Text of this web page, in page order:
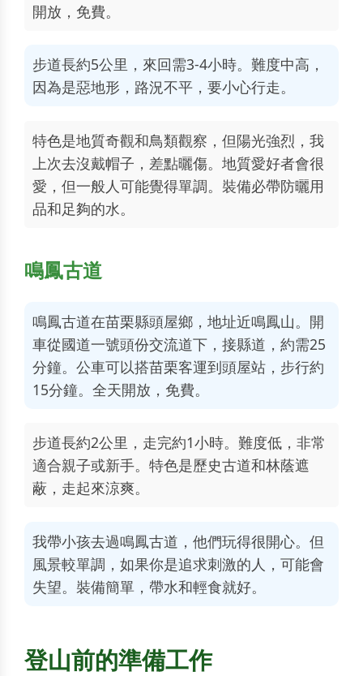
開放，免費。
步道長約5公里，來回需3-4小時。難度中高，
因為是惡地形，路況不平，要小心行走。
特色是地質奇觀和鳥類觀察，但陽光強烈，我
上次去沒戴帽子，差點曬傷。地質愛好者會很
愛，但一般人可能覺得單調。裝備必帶防曬用
品和足夠的水。
鳴鳳古道
鳴鳳古道在苗栗縣頭屋鄉，地址近鳴鳳山。開
車從國道一號頭份交流道下，接縣道，約需25
分鐘。公車可以搭苗栗客運到頭屋站，步行約
15分鐘。全天開放，免費。
步道長約2公里，走完約1小時。難度低，非常
適合親子或新手。特色是歷史古道和林蔭遮
蔽，走起來涼爽。
我帶小孩去過鳴鳳古道，他們玩得很開心。但
風景較單調，如果你是追求刺激的人，可能會
失望。裝備簡單，帶水和輕食就好。
登山前的準備工作